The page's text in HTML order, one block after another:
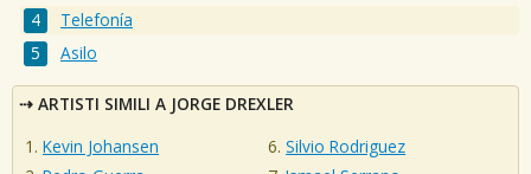
Telefonía
Asilo
ARTISTI SIMILI A JORGE DREXLER
Kevin Johansen
Silvio Rodriguez